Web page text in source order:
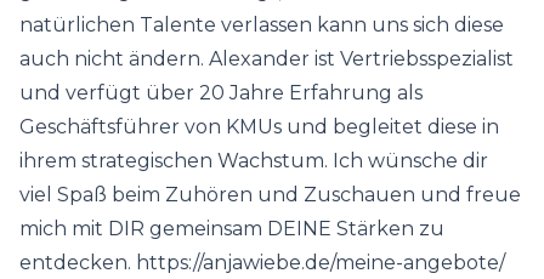
natürlichen Talente verlassen kann uns sich diese
auch nicht ändern. Alexander ist Vertriebsspezialist
und verfügt über 20 Jahre Erfahrung als
Geschäftsführer von KMUs und begleitet diese in
ihrem strategischen Wachstum. Ich wünsche dir
viel Spaß beim Zuhören und Zuschauen und freue
mich mit DIR gemeinsam DEINE Stärken zu
entdecken. https://anjawiebe.de/meine-angebote/